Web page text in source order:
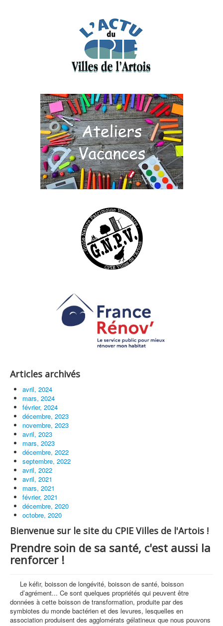
Articles archivés
avril, 2024
mars, 2024
février, 2024
décembre, 2023
novembre, 2023
avril, 2023
mars, 2023
décembre, 2022
septembre, 2022
avril, 2022
avril, 2021
mars, 2021
février, 2021
décembre, 2020
octobre, 2020
Bienvenue sur le site du CPIE Villes de l'Artois !
Prendre soin de sa santé, c'est aussi la
renforcer !
Le kéfir, boisson de longévité, boisson de santé, boisson
d’agrément... Ce sont quelques propriétés qui peuvent être
données à cette boisson de transformation, produite par des
symbiotes du monde bactérien et des levures, lesquelles en
association produisent des agglomérats gélatineux que nous pouvons